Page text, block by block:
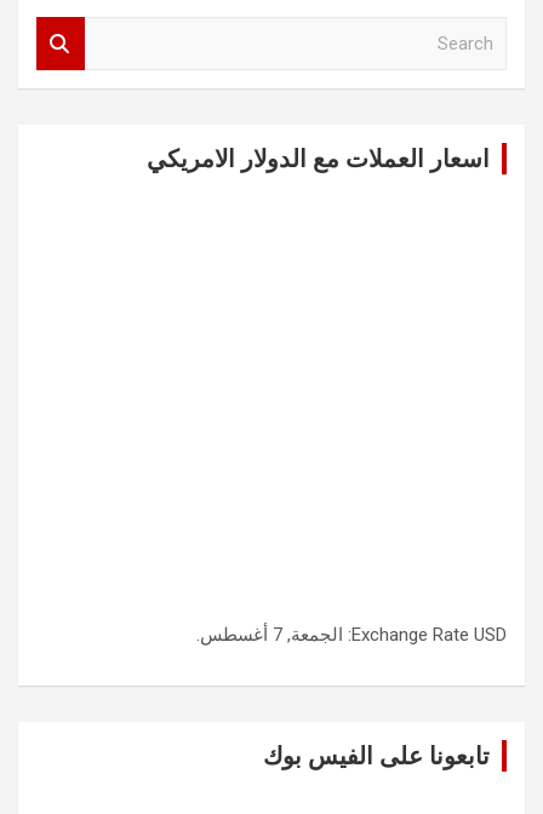
اسعار العملات مع الدولار الامريكي
Exchange Rate USD : الجمعة, 7 أغسطس.
تابعونا على الفيس بوك